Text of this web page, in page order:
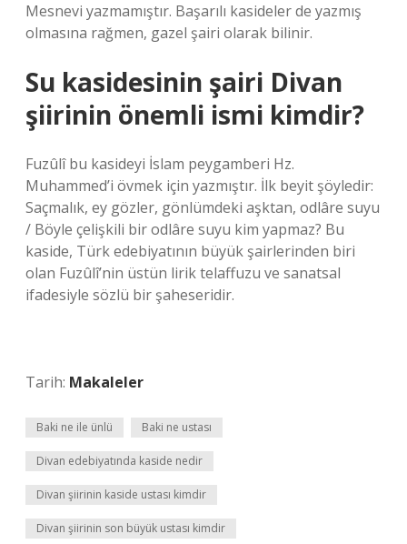
Mesnevi yazmamıştır. Başarılı kasideler de yazmış
olmasına rağmen, gazel şairi olarak bilinir.
Su kasidesinin şairi Divan
şiirinin önemli ismi kimdir?
Fuzûlî bu kasideyi İslam peygamberi Hz.
Muhammed’i övmek için yazmıştır. İlk beyit şöyledir:
Saçmalık, ey gözler, gönlümdeki aşktan, odlâre suyu
/ Böyle çelişkili bir odlâre suyu kim yapmaz? Bu
kaside, Türk edebiyatının büyük şairlerinden biri
olan Fuzûlî’nin üstün lirik telaffuzu ve sanatsal
ifadesiyle sözlü bir şaheseridir.
Tarih: Makaleler
Baki ne ile ünlü Baki ne ustası
Divan edebiyatında kaside nedir
Divan şiirinin kaside ustası kimdir
Divan şiirinin son büyük ustası kimdir